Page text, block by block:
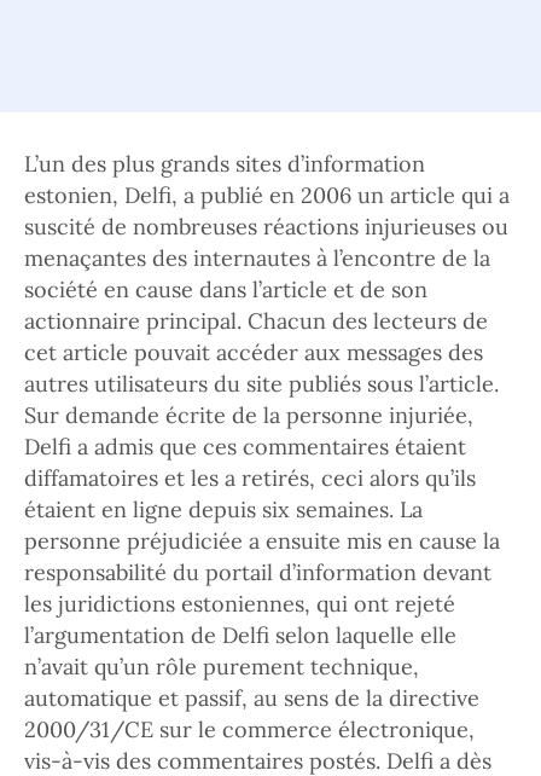
L’un des plus grands sites d’information
estonien, Delfi, a publié en 2006 un article qui a
suscité de nombreuses réactions injurieuses ou
menaçantes des internautes à l’encontre de la
société en cause dans l’article et de son
actionnaire principal. Chacun des lecteurs de
cet article pouvait accéder aux messages des
autres utilisateurs du site publiés sous l’article.
Sur demande écrite de la personne injuriée,
Delfi a admis que ces commentaires étaient
diffamatoires et les a retirés, ceci alors qu’ils
étaient en ligne depuis six semaines. La
personne préjudiciée a ensuite mis en cause la
responsabilité du portail d’information devant
les juridictions estoniennes, qui ont rejeté
l’argumentation de Delfi selon laquelle elle
n’avait qu’un rôle purement technique,
automatique et passif, au sens de la directive
2000/31/CE sur le commerce électronique,
vis-à-vis des commentaires postés. Delfi a dès